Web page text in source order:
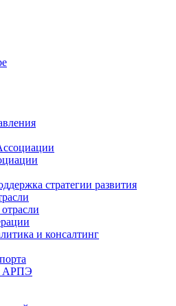
стратегии развития
и консалтинг
АРПЭ